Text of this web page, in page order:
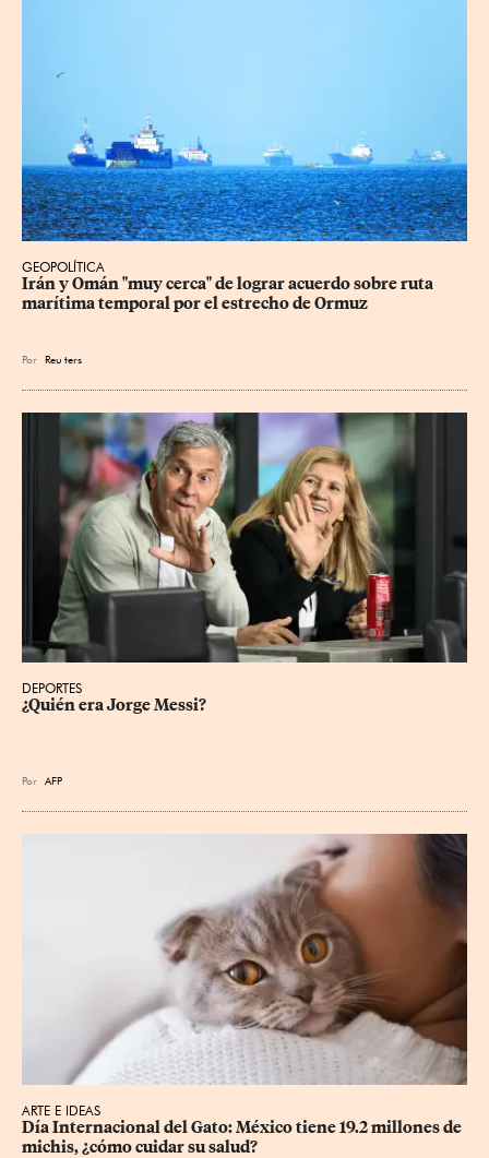
GEOPOLÍTICA
Irán y Omán "muy cerca" de lograr acuerdo sobre ruta
marítima temporal por el estrecho de Ormuz
Por Reu ters
DEPORTES
¿Quién era Jorge Messi?
Por AFP
ARTE E IDEAS
Día Internacional del Gato: México tiene 19.2 millones de
michis, ¿cómo cuidar su salud?